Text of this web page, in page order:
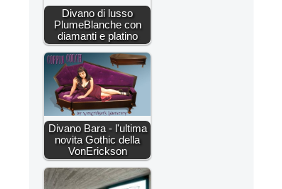
Divano di lusso
PlumeBlanche con
diamanti e platino
Divano Bara - l'ultima
novita Gothic della
VonErickson